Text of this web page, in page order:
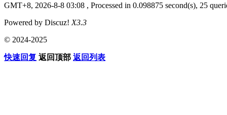
GMT+8, 2026-8-8 03:08 , Processed in 0.098875 second(s), 25
Powered by Discuz! X3.3
© 2024-2025
快速回复 返回顶部 返回列表